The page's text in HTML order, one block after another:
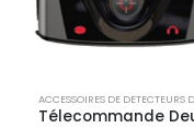
ACCESSOIRES XP
Télecommande